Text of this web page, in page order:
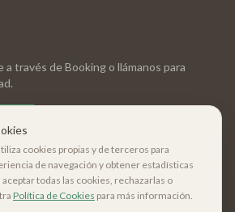
través de Booking o llámanos para
cookies propias y de terceros para
de navegación y obtener estadísticas
aceptar todas las cookies, rechazarlas o
Política de Cookies para más información.